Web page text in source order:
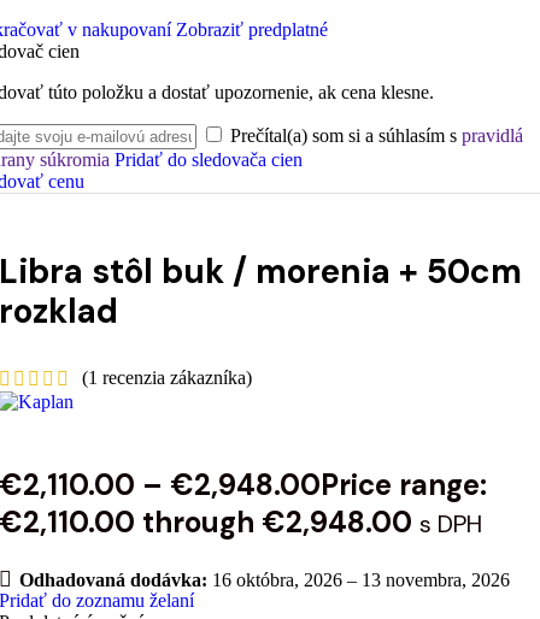
v nakupovaní Zobraziť predplatné
cien
túto položku a dostať upozornenie, ak cena klesne.
Prečítal(a) som si a súhlasím s pravidlá
súkromia Pridať do sledovača cien
cenu
Libra stôl buk / morenia + 50cm
rozklad
(1 recenzia zákazníka)
€2,110.00 – €2,948.00Price range:
€2,110.00 through €2,948.00 s DPH
Odhadovaná dodávka: 16 októbra, 2026 – 13 novembra, 2026
Pridať do zoznamu želaní